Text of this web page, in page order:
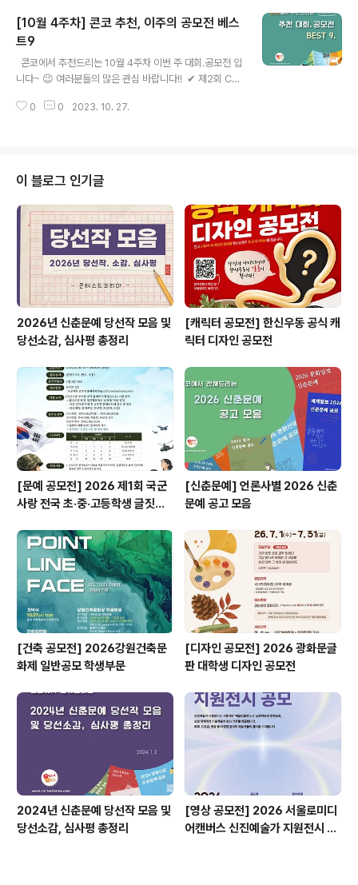
계박람회 유치 기원 UCC / 웹툰 국제 공모전 ✔ 전지적 숏
폼 시점 공모(4회차) ✔ 2023년 경상북도 탄소중립 손글
씨 슬로건 및 생활실천사례 공모전 ✔ 2023 가덕도신공항
예정지 비대면 시민 걷기대회 ​ ​​ 자세한 내용은 콘테스트코
리아 홈페이지에서 확인하시면 도움이 됩니다~​ 콘테스트,
공모전, 대외활동 정보 / 소개 / 뉴스소식은 @콘테스트코
[10월 4주차] 콘코 추천, 이주의 공모전 베스
트9
​ ​ 콘코에서 추천드리는 10월 4주차 이번 주 대회.공모전 입
니다~ 😉 여러분들의 많은 관심 바랍니다!! ​ ​✔ 제2회 Chu
술 TOP10』홍보 아이디어 공모전 ✔ 2023 변화하는 산
쓰레기 줍깅 챌린지 사진 공모전 ✔ 명랑시대 냉동핫도그
콘텐츠 제작 및 아이디어 공모 ✔ 금리단길 거리골목 환경
개선 아이디어 공모전 ​ 자세한 내용은 콘테스트코리아 홈
페이지에서 확인하시면 도움이 됩니다~​ 콘테스트, 공모전,
대외활동 정보 / 소개 / 뉴스소식은 @콘테스트코리아!..
0 0 2023. 10. 27.
이 블로그 인기글
2026년 신춘문예 당선작 모음 및
당선소감, 심사평 총정리
[캐릭터 공모전] 한신우동 공식 캐
릭터 디자인 공모전
[문예 공모전] 2026 제1회 국군
사랑 전국 초·중·고등학생 글짓기
[신춘문예] 언론사별 2026 신춘
문예 공고 모음
[건축 공모전] 2026강원건축문
화제 일반공모 학생부문
[디자인 공모전] 2026 광화문글
판 대학생 디자인 공모전
2024년 신춘문예 당선작 모음 및
당선소감, 심사평 총정리
[영상 공모전] 2026 서울로미디
어캔버스 신진예술가 지원전시 공